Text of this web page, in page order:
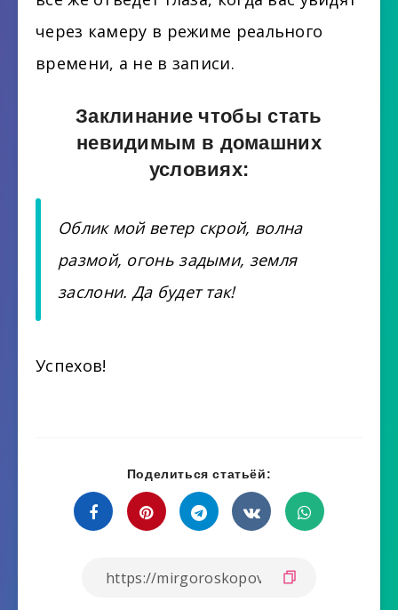
через камеру в режиме реального
времени, а не в записи.
Заклинание чтобы стать
невидимым в домашних
условиях:
Облик мой ветер скрой, волна
размой, огонь задыми, земля
заслони. Да будет так!
Успехов!
Поделиться статьёй: